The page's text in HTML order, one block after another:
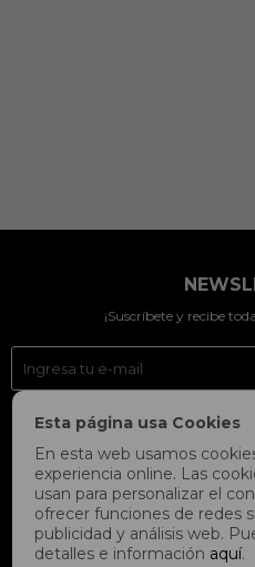
Esta página usa Cookies
En esta web usamos
experiencia online. Las
usan para personalizar el
ofrecer funciones de redes
publicidad y análisis web.
detalles e información aquí.
¡Suscríbete y recibe
 